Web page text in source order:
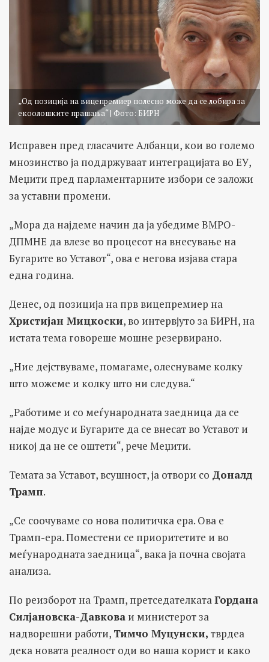
„Од позиција на вицепремиер полесно може да се лобира за
екоолошките прашања“ | Фото: БИРН
Исправен пред гласачите Албанци, кои во големо
мнозинство ја поддржуваат интеграцијата во ЕУ,
Меџити пред парламентарните избори се заложи
за уставни промени.
„Мора да најдеме начин да ја убедиме ВМРО-
ДПМНЕ да влезе во процесот на внесување на
Бугарите во Уставот“, ова е негова изјава стара
една година.
Денес, од позиција на прв вицепремиер на
Христијан Мицкоски, во интервјуто за БИРН, на
истата тема говореше мошне резервирано.
„Ние дејствуваме, помагаме, олеснуваме колку
што можеме и колку што ни следува.“
„Работиме и со меѓународната заедница да се
најде модус и Бугарите да се внесат во Уставот и
никој да не се оштети“, рече Меџити.
Темата за Уставот, всушност, ја отвори со Доналд
Трамп.
„Се соочуваме со нова политичка ера. Ова е
Трамп-ера. Поместени се приоритетите и во
меѓународната заедница“, вака ја почна својата
анализа.
По реизборот на Трамп, претседателкатаГордана
Силјановска-Давкова и министерот за
надворешни работи, Тимчо Муцунски, тврдеа
дека новата реалност оди во наша корист и како